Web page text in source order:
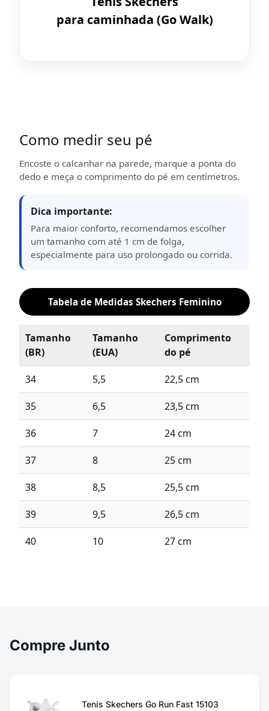
para caminhada (Go Walk)
Como medir seu pé
Encoste o calcanhar na parede, marque a ponta do
dedo e meça o comprimento do pé em centímetros.
Dica importante:
Para maior conforto, recomendamos escolher
um tamanho com até 1 cm de folga,
especialmente para uso prolongado ou corrida.
Tabela de Medidas Skechers Feminino
Tamanho
(BR)
Tamanho
(EUA)
Comprimento
do pé
34 5,5 22,5 cm
35 6,5 23,5 cm
36 7 24 cm
37 8 25 cm
38 8,5 25,5 cm
39 9,5 26,5 cm
40 10 27 cm
Compre Junto
Tenis Skechers Go Run Fast 15103